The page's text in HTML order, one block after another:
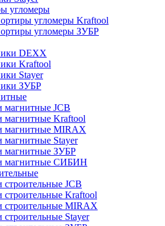
угломеры
угломеры Kraftool
угломеры ЗУБР
DEXX
Kraftool
Stayer
ЗУБР
магнитные JCB
магнитные Kraftool
магнитные MIRAX
магнитные Stayer
магнитные ЗУБР
магнитные СИБИН
строительные JCB
строительные Kraftool
строительные MIRAX
строительные Stayer